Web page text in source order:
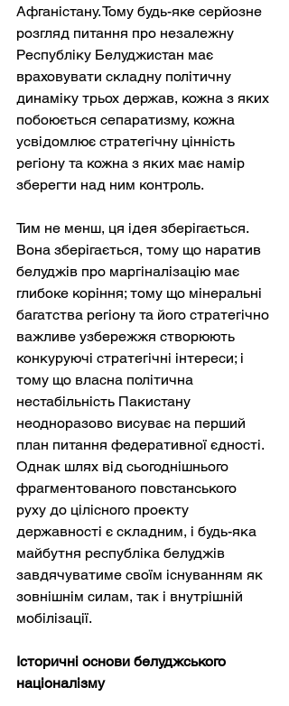
Афганістану. Тому будь-яке серйозне
розгляд питання про незалежну
Республіку Белуджистан має
враховувати складну політичну
динаміку трьох держав, кожна з яких
побоюється сепаратизму, кожна
усвідомлює стратегічну цінність
регіону та кожна з яких має намір
зберегти над ним контроль.
Тим не менш, ця ідея зберігається.
Вона зберігається, тому що наратив
белуджів про маргіналізацію має
глибоке коріння; тому що мінеральні
багатства регіону та його стратегічно
важливе узбережжя створюють
конкуруючі стратегічні інтереси; і
тому що власна політична
нестабільність Пакистану
неодноразово висуває на перший
план питання федеративної єдності.
Однак шлях від сьогоднішнього
фрагментованого повстанського
руху до цілісного проекту
державності є складним, і будь-яка
майбутня республіка белуджів
завдячуватиме своїм існуванням як
зовнішнім силам, так і внутрішній
мобілізації.
Історичні основи белуджського
націоналізму